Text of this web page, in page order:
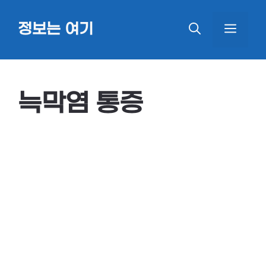
정보는 여기
늑막염 통증